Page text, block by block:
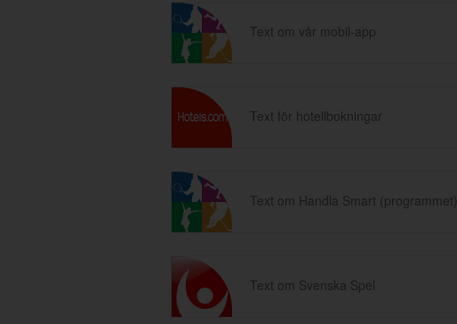
Text om vår mobil-app
Text för hotellbokningar
Text om Handla Smart (programmet)
Text om Svenska Spel